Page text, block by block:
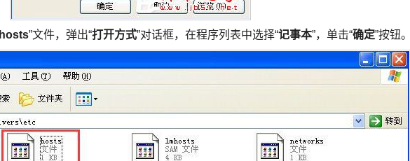
hosts”文件，弹出“打开方式”对话框，在程序列表中选择“记事本”，单击“确定”按钮